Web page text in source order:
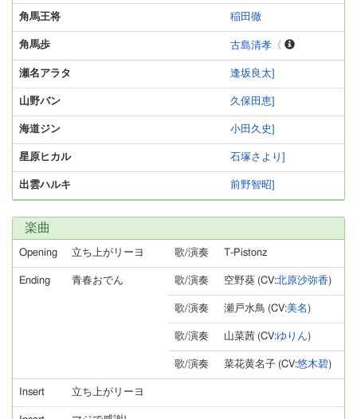
角馬王将 稲田徹
角馬歩 古島清孝〈
瀬名アラタ 逢坂良太]
山野バン 久保田恵]
海道ジン 小田久史]
星原ヒカル 石塚さより]
出雲ハルキ 前野智昭]
楽曲
Opening 立ち上がリーヨ 歌/演奏 T-Pistonz
Ending 青春おでん 歌/演奏 空野葵 (CV:北原沙弥香)
歌/演奏 瀬戸水鳥 (CV:美名 )
歌/演奏 山菜茜 (CV:ゆりん)
歌/演奏 菜花黄名子 (CV:悠木碧)
Insert 立ち上がリーヨ